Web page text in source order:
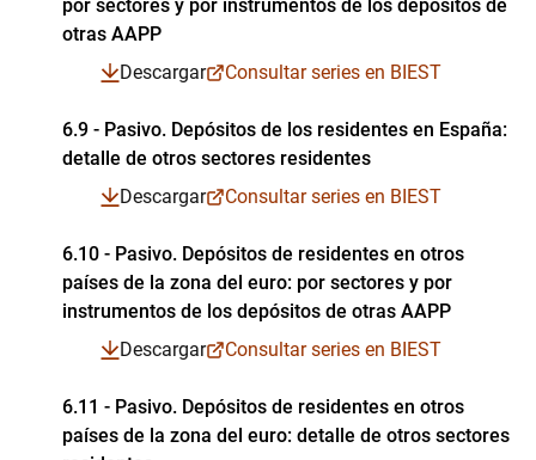
Cuadro en formato PDF
Series temporales en formato Excel
Series temporales en formato CSV
por sectores y por instrumentos de los depósitos de
otras AAPP
Descargar
Cuadro en formato PDF
Consultar series en BIEST
6.9 - Pasivo. Depósitos de los residentes en España:
detalle de otros sectores residentes
Descargar
Cuadro en formato PDF
Series temporales en formato Excel
Series temporales en formato CSV
Consultar series en BIEST
6.10 - Pasivo. Depósitos de residentes en otros
países de la zona del euro: por sectores y por
instrumentos de los depósitos de otras AAPP
Descargar
Cuadro en formato PDF
Consultar series en BIEST
6.11 - Pasivo. Depósitos de residentes en otros
países de la zona del euro: detalle de otros sectores